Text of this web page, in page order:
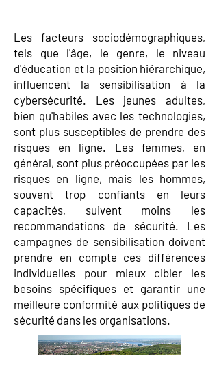
Les facteurs sociodémographiques,
tels que l'âge, le genre, le niveau
d'éducation et la position hiérarchique,
influencent la sensibilisation à la
cybersécurité. Les jeunes adultes,
bien qu'habiles avec les technologies,
sont plus susceptibles de prendre des
risques en ligne. Les femmes, en
général, sont plus préoccupées par les
risques en ligne, mais les hommes,
souvent trop confiants en leurs
capacités, suivent moins les
recommandations de sécurité. Les
campagnes de sensibilisation doivent
prendre en compte ces différences
individuelles pour mieux cibler les
besoins spécifiques et garantir une
meilleure conformité aux politiques de
sécurité dans les organisations.